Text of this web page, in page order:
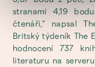
stranami 4,19
čtenáři,“ napsal
Britský týdeník The
hodnocení 737
literaturu na